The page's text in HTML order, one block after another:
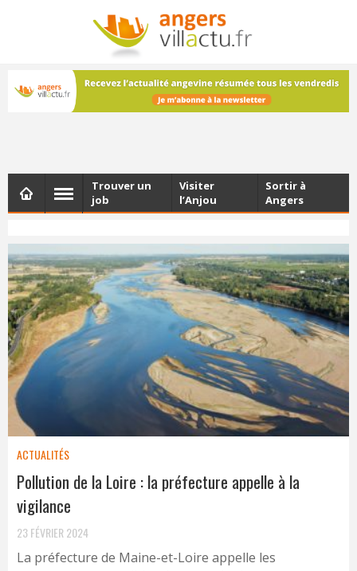
NEWSLETTER
Les dernières actualités d'Angers, chaque vendredi dans
votre boîte e-mail
Trouver un
job
Visiter
l’Anjou
Sortir à
Angers
ACTUALITÉS
Pollution de la Loire : la préfecture appelle à la
vigilance
23 FÉVRIER 2024
La préfecture de Maine-et-Loire appelle les